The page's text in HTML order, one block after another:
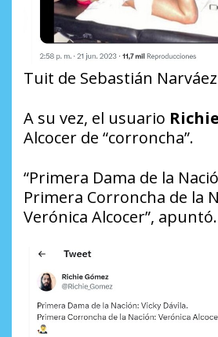
Tuit de Sebastián
A su vez, el usuario
Alcocer de “corroncha”.
“Primera Dama de la
Primera Corroncha de la
Verónica Alcocer”, apuntó.